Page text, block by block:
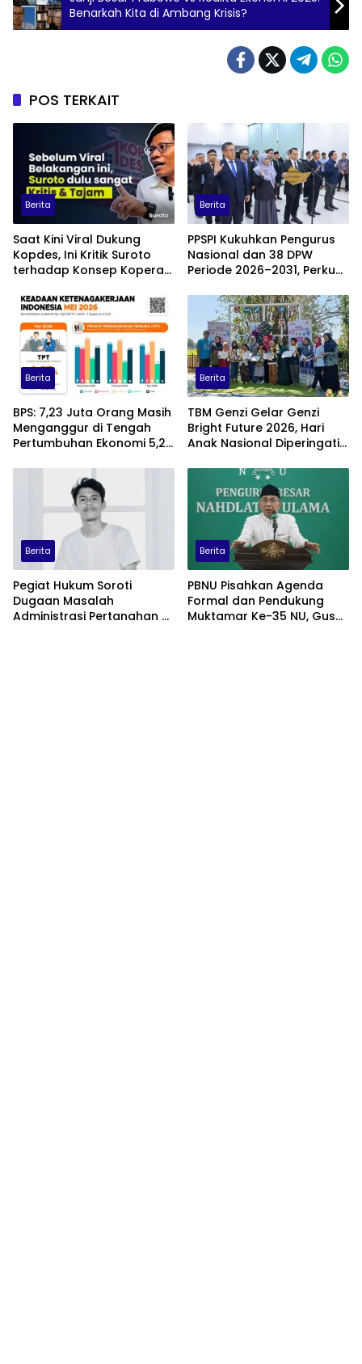
Benarkah Kita di Ambang Krisis?
POS TERKAIT
Berita
Saat Kini Viral Dukung
Kopdes, Ini Kritik Suroto
terhadap Konsep Koperasi
Berita
PPSPI Kukuhkan Pengurus
Nasional dan 38 DPW
Periode 2026–2031, Perkuat
Publik
Berita
BPS: 7,23 Juta Orang Masih
Menganggur di Tengah
Pertumbuhan Ekonomi 5,29
Berita
TBM Genzi Gelar Genzi
Bright Future 2026, Hari
Anak Nasional Diperingati
Tembang Dolanan
Berita
Pegiat Hukum Soroti
Dugaan Masalah
Administrasi Pertanahan di
Berita
PBNU Pisahkan Agenda
Formal dan Pendukung
Muktamar Ke-35 NU, Gus